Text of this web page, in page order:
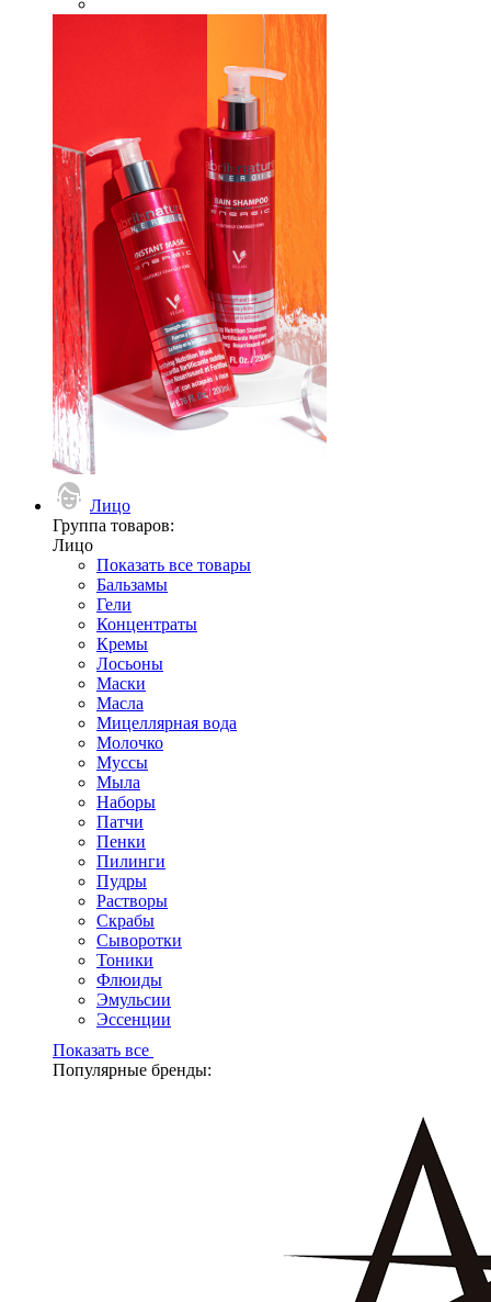
Лицо
Группа товаров:
Лицо
Показать все товары
Бальзамы
Гели
Концентраты
Кремы
Лосьоны
Маски
Масла
Мицеллярная вода
Молочко
Муссы
Мыла
Наборы
Патчи
Пенки
Пилинги
Пудры
Растворы
Скрабы
Сыворотки
Тоники
Флюиды
Эмульсии
Эссенции
Показать все
Популярные бренды: